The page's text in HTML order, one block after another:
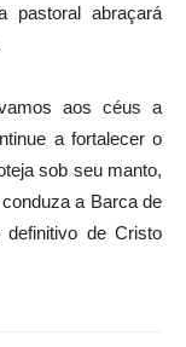
pastoral abraçará
aos céus a
a fortalecer o
sob seu manto,
a Barca de
de Cristo